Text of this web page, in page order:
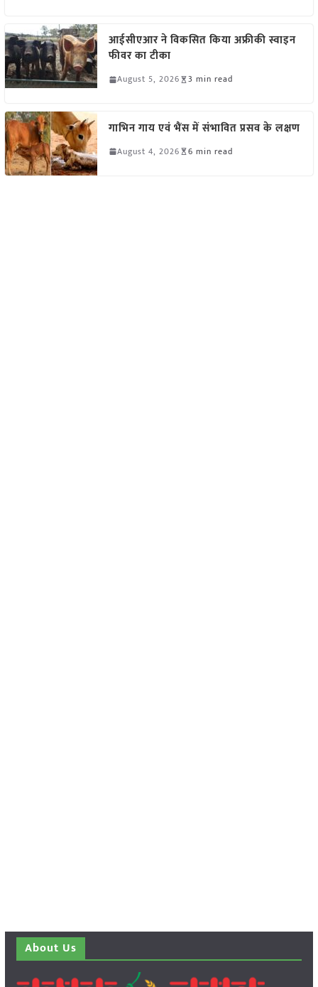
आईसीएआर ने विकसित किया अफ्रीकी स्वाइन
फीवर का टीका
August 5, 2026 3 min read
गाभिन गाय एवं भैंस में संभावित प्रसव के लक्षण
August 4, 2026 6 min read
About Us